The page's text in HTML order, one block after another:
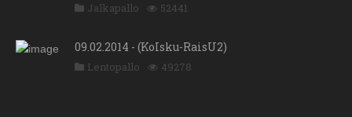
Jalkapallo 52441
09.02.2014 - (KoIsku-RaisU2)
Lentopallo 49278